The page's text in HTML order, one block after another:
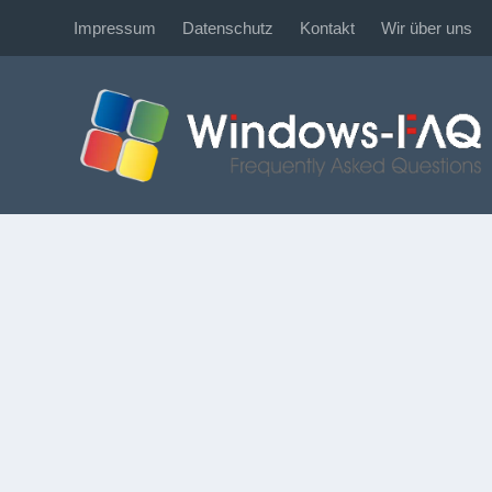
Impressum Datenschutz Kontakt Wir über uns